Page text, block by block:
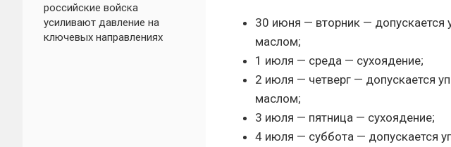
российские войска
усиливают давление на
ключевых направлениях
30 июня — вторник —
маслом;
1 июля — среда — сухоядение;
2 июля — четверг — допускается
маслом;
3 июля — пятница — сухоядение;
4 июля — суббота — допускается